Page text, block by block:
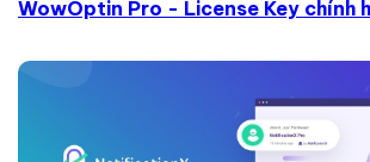
WowOptin Pro - License Key chính